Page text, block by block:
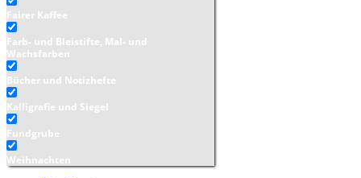
Fairer Kaffee
Farb- und Bleistifte, Mal- und
Wachsfarben
Bücher und Notizhefte
Kalligrafie und Siegel
Fundgrube
Weihnachten